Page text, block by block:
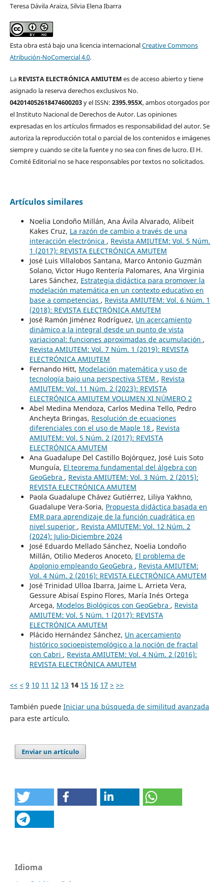
Teresa Dávila Araiza, Silvia Elena Ibarra
Esta obra está bajo una licencia internacionalCreative Commons
Atribución-NoComercial 4.0.
La REVISTA ELECTRÓNICA AMIUTEM es de acceso abierto y tiene
asignado la reserva derechos exclusivos No.
042014052618474600203y el ISSN: 2395.955X, ambos otorgados por
el Instituto Nacional de Derechos de Autor. Las opiniones
expresadas en los artículos firmados es responsabilidad del autor. Se
autoriza la reproducción total o parcial de los contenidos e imágenes
siempre y cuando se cite la fuente y no sea con fines de lucro. El H.
Comité Editorial no se hace responsables por textos no solicitados.
Artículos similares
Noelia Londoño Millán, Ana Ávila Alvarado, Alibeit
Kakes Cruz, La razón de cambio a través de una
interacción electrónica , Revista AMIUTEM: Vol. 5 Núm.
1 (2017): REVISTA ELECTRÓNICA AMUTEM
José Luis Villalobos Santana, Marco Antonio Guzmán
Solano, Victor Hugo Rentería Palomares, Ana Virginia
Lares Sánchez, Estrategia didáctica para promover la
modelación matemática en un contexto educativo en
base a competencias , Revista AMIUTEM: Vol. 6 Núm. 1
(2018): REVISTA ELECTRÓNICA AMUTEM
José Ramón Jiménez Rodríguez, Un acercamiento
dinámico a la integral desde un punto de vista
variacional: funciones aproximadas de acumulación ,
Revista AMIUTEM: Vol. 7 Núm. 1 (2019): REVISTA
ELECTRÓNICA AMIUTEM
Fernando Hitt, Modelación matemática y uso de
tecnología bajo una perspectiva STEM , Revista
AMIUTEM: Vol. 11 Núm. 2 (2023): REVISTA
ELECTRÓNICA AMIUTEM VOLUMEN XI NÚMERO 2
Abel Medina Mendoza, Carlos Medina Tello, Pedro
Ancheyta Bringas, Resolución de ecuaciones
diferenciales con el uso de Maple 18 , Revista
AMIUTEM: Vol. 5 Núm. 2 (2017): REVISTA
ELECTRÓNICA AMUTEM
Ana Guadalupe Del Castillo Bojórquez, José Luis Soto
Munguía, El teorema fundamental del álgebra con
GeoGebra , Revista AMIUTEM: Vol. 3 Núm. 2 (2015):
REVISTA ELECTRÓNICA AMUTEM
Paola Guadalupe Chávez Gutiérrez, Liliya Yakhno,
Guadalupe Vera-Soria, Propuesta didáctica basada en
EMR para aprendizaje de la función cuadrática en
nivel superior , Revista AMIUTEM: Vol. 12 Núm. 2
(2024): Julio-Diciembre 2024
José Eduardo Mellado Sánchez, Noelia Londoño
Millán, Otilio Mederos Anoceto, El problema de
Apolonio empleando GeoGebra , Revista AMIUTEM:
Vol. 4 Núm. 2 (2016): REVISTA ELECTRÓNICA AMUTEM
José Trinidad Ulloa Ibarra, Jaime L. Arrieta Vera,
Gessure Abisaí Espino Flores, María Inés Ortega
Arcega, Modelos Biológicos con GeoGebra , Revista
AMIUTEM: Vol. 5 Núm. 1 (2017): REVISTA
ELECTRÓNICA AMUTEM
Plácido Hernández Sánchez, Un acercamiento
histórico socioepistemológico a la noción de fractal
con Cabri , Revista AMIUTEM: Vol. 4 Núm. 2 (2016):
REVISTA ELECTRÓNICA AMUTEM
<< < 9 10 11 12 13 14 15 16 17 > >>
También puede Iniciar una búsqueda de similitud avanzada
para este artículo.
Enviar un artículo
Idioma